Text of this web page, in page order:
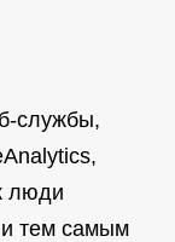
службы,
люди
тем самым